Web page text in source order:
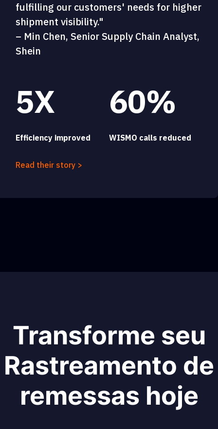
fulfilling our customers' needs for higher
shipment visibility."
– Min Chen, Senior Supply Chain Analyst,
Shein
5X
Efficiency improved
60%
WISMO calls reduced
Read their story >
Transforme seu
Rastreamento de
remessas hoje